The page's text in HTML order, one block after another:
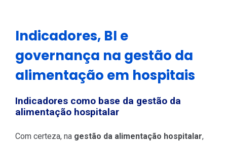
Indicadores, BI e
governança na gestão da
alimentação em hospitais
Indicadores como base da gestão da
alimentação hospitalar
Com certeza, na gestão da alimentação hospitalar,